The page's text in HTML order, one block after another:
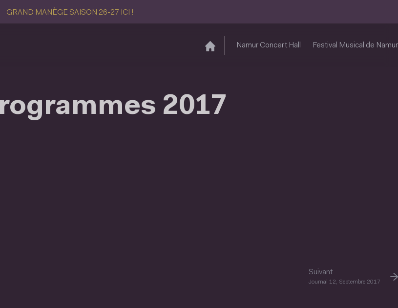
GRAND MANÈGE SAISON 26-27 ICI !
Namur Concert Hall Festival Musical de Namur
2017
Suivant
Journal 12, Septembre 2017